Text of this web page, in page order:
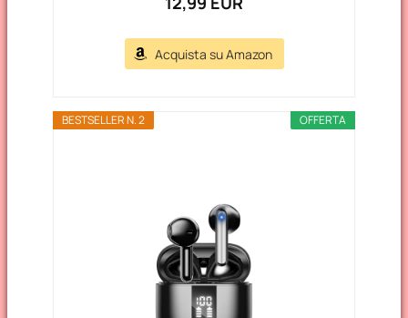
Acquista su Amazon
OFFERTA
BESTSELLER N. 2